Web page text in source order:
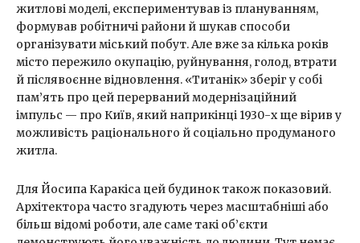
житлові моделі, експериментував із плануванням,
формував робітничі райони й шукав способи
організувати міський побут. Але вже за кілька років
місто пережило окупацію, руйнування, голод, втрати
й післявоєнне відновлення. «Титанік» зберіг у собі
пам’ять про цей перерваний модернізаційний
імпульс — про Київ, який наприкінці 1930-х ще вірив у
можливість раціонального й соціально продуманого
житла.
Для Йосипа Каракіса цей будинок також показовий.
Архітектора часто згадують через масштабніші або
більш відомі роботи, але саме такі об’єкти